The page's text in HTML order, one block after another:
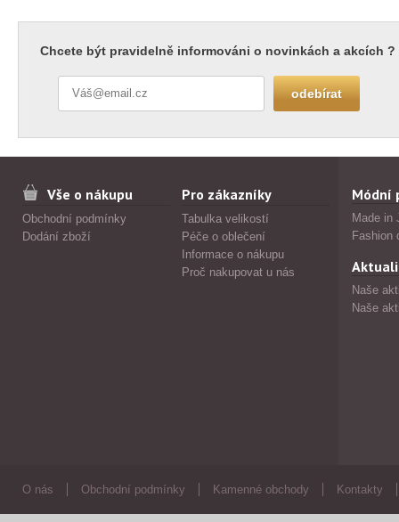
Chcete být pravidelně informováni o novinkách a akcích ?
Vše o nákupu
Obchodní podmínky
Dodání zboží
Pro zákazníky
Tabulka velikostí
Péče o oblečení
Informace o nákupu
Proč nakupovat u nás
Módní
Made in
Fashion
Naše
Naše
O nás Obchodní podmínky Kamenné obchody Kontakty